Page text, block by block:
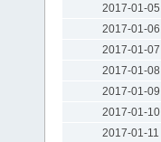
2017-01-05
2017-01-06
2017-01-07
2017-01-08
2017-01-09
2017-01-10
2017-01-11